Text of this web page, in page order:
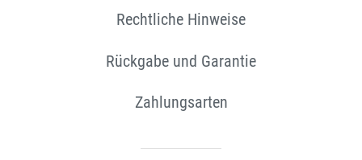
Rechtliche Hinweise
Rückgabe und Garantie
Zahlungsarten